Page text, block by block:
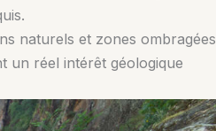
naturels et zones ombragées
un réel intérêt géologique